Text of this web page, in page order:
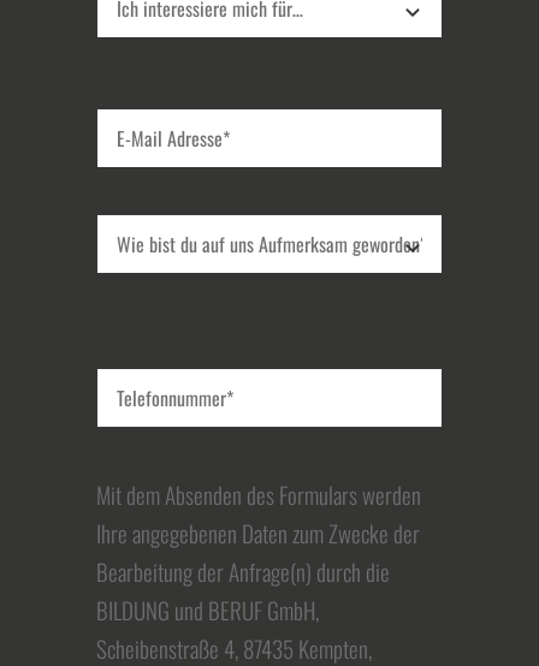
Mit dem Absenden des Formulars werden
Ihre angegebenen Daten zum Zwecke der
Bearbeitung der Anfrage(n) durch die
BILDUNG und BERUF GmbH,
Scheibenstraße 4, 87435 Kempten,